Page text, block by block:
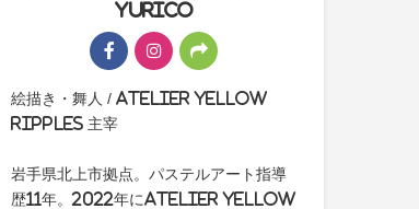
yurico
絵描き・舞人 / Atelier yellow
ripples 主宰
岩手県北上市拠点。パステルアート指導
歴11年。2022年にAtelier yellow